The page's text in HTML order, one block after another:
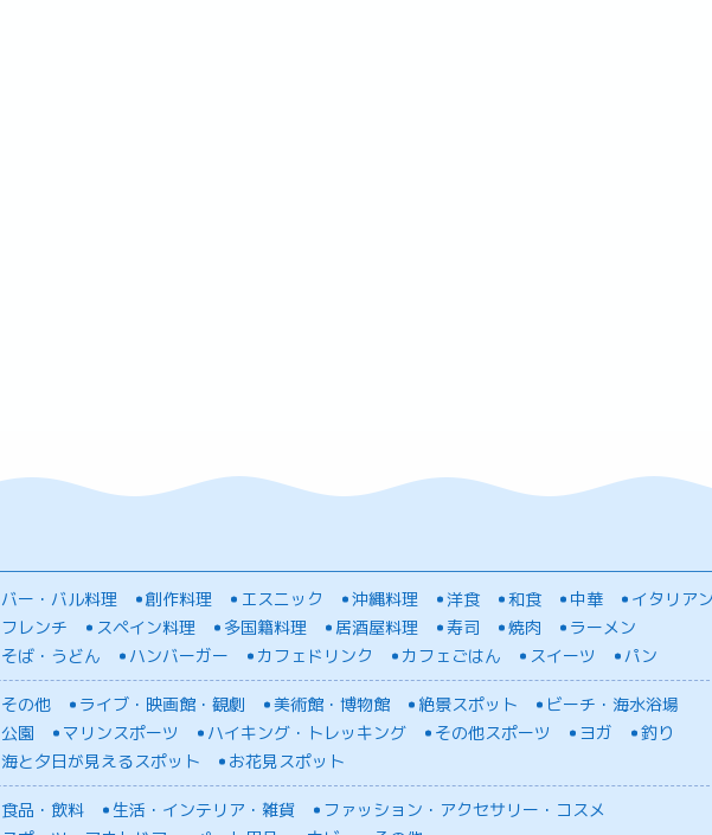
バー・バル料理 創作料理 エスニック 沖縄料理 洋食 和食 中華
イタリア
フレンチ
スペイン料理 多国籍料理 居酒屋料理 寿司 焼肉
ラーメン
そば・うどん
ハンバーガー カフェドリンク カフェごはん スイーツ パン
その他 ライブ・映画館・観劇 美術館・博物館 絶景スポット
ビーチ・海水浴場
公園
マリンスポーツ ハイキング・トレッキング その他スポーツ ヨガ
釣り
海と夕日が見えるスポット
お花見スポット
食品・飲料 生活・インテリア・雑貨
ファッション・アクセサリー・コスメ